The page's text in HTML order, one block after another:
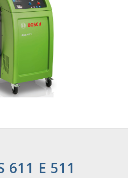
611 E 511